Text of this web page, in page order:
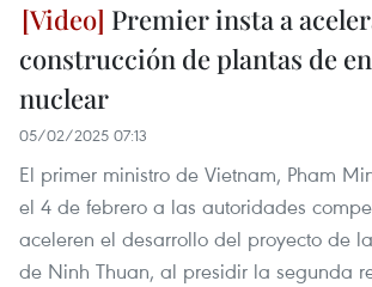
Premier insta a
construcción de plantas de
nuclear
05/02/2025 07:13
El primer ministro de Vietnam, Pham
el 4 de febrero a las autoridades
aceleren el desarrollo del proyecto de
de Ninh Thuan, al presidir la segunda